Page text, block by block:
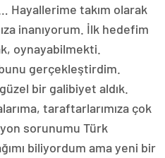
Hayallerime takım olarak
inanıyorum. İlk hedefim
oynayabilmekti.
gerçekleştirdim.
bir galibiyet aldık.
taraftarlarımıza çok
sorunumu Türk
biliyordum ama yeni bir